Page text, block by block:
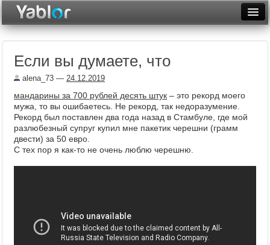
Неделя
Рейтинги
Архив
Если вы думаете, что
alena_73 — 24.12.2019
мандарины за 700 рублей десять штук – это рекорд моего
мужа, то вы ошибаетесь. Не рекорд, так недоразумение.
Рекорд был поставлен два года назад в Стамбуле, где мой
разлюбезный супруг купил мне пакетик черешни (грамм
двести) за 50 евро.
С тех пор я как-то не очень люблю черешню.